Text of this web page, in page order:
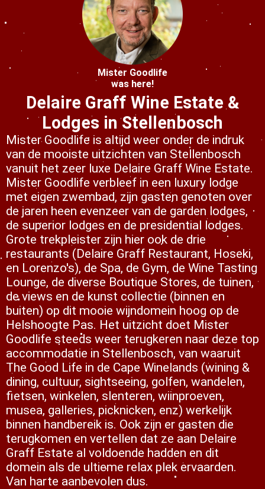
Mister Goodlife
was here!
Delaire Graff Wine Estate &
Lodges in Stellenbosch
Mister Goodlife is altijd weer onder de indruk
van de mooiste uitzichten van Stellenbosch
vanuit het zeer luxe Delaire Graff Wine Estate.
Mister Goodlife verbleef in een luxury lodge
met eigen zwembad, zijn gasten genoten over
de jaren heen evenzeer van de garden lodges,
de superior lodges en de presidential lodges.
Grote trekpleister zijn hier ook de drie
restaurants (Delaire Graff Restaurant, Hoseki,
en Lorenzo's), de Spa, de Gym, de Wine Tasting
Lounge, de diverse Boutique Stores, de tuinen,
de views en de kunst collectie (binnen en
buiten) op dit mooie wijndomein hoog op de
Helshoogte Pas. Het uitzicht doet Mister
Goodlife steeds weer terugkeren naar deze top
accommodatie in Stellenbosch, van waaruit
The Good Life in de Cape Winelands (wining &
dining, cultuur, sightseeing, golfen, wandelen,
fietsen, winkelen, slenteren, wiinproeven,
musea, galleries, picknicken, enz) werkelijk
binnen handbereik is. Ook zijn er gasten die
terugkomen en vertellen dat ze aan Delaire
Graff Estate al voldoende hadden en dit
domein als de ultieme relax plek ervaarden.
Van harte aanbevolen dus.
te
de
Hierdoor
website-
van